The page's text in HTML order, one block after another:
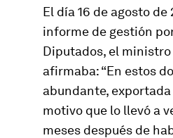
El día 16 de agosto
informe de gestión
Diputados, el ministro
afirmaba: “En estos
abundante,
motivo que lo llevó a
meses después de